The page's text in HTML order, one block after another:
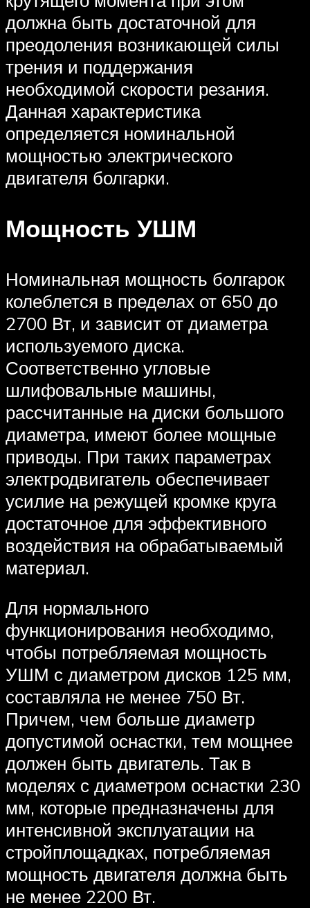
должна быть достаточной для
преодоления возникающей силы
трения и поддержания
необходимой скорости резания.
Данная характеристика
определяется номинальной
мощностью электрического
двигателя болгарки.
Мощность УШМ
Номинальная мощность болгарок
колеблется в пределах от 650 до
2700 Вт, и зависит от диаметра
используемого диска.
Соответственно угловые
шлифовальные машины,
рассчитанные на диски большого
диаметра, имеют более мощные
приводы. При таких параметрах
электродвигатель обеспечивает
усилие на режущей кромке круга
достаточное для эффективного
воздействия на обрабатываемый
материал.
Для нормального
функционирования необходимо,
чтобы потребляемая мощность
УШМ с диаметром дисков 125 мм,
составляла не менее 750 Вт.
Причем, чем больше диаметр
допустимой оснастки, тем мощнее
должен быть двигатель. Так в
моделях с диаметром оснастки 230
мм, которые предназначены для
интенсивной эксплуатации на
стройплощадках, потребляемая
мощность двигателя должна быть
не менее 2200 Вт.